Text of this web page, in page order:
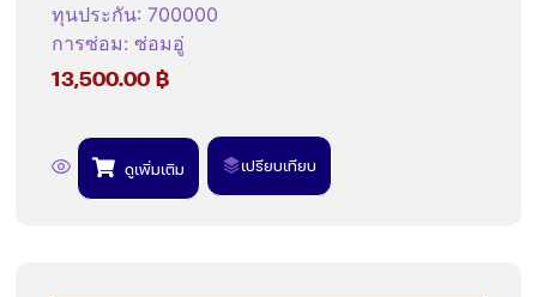
ทุนประกัน: 700000
การซ่อม:ซ่อมอู่
13,500.00฿
ดูเพิ่มเติม เปรียบเทียบ